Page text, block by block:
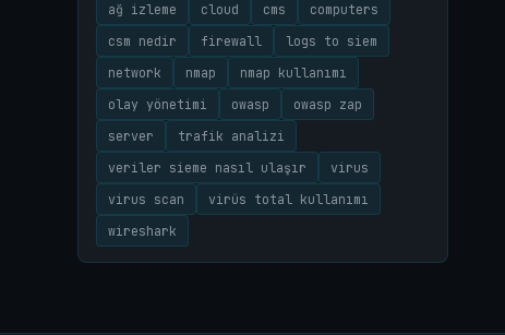
ağ izleme cloud cms
computers
csm nedir
firewall
logs to siem
network
nmap
nmap kullanımı
olay yönetimi
owasp
owasp zap
server
trafik analizi
veriler sieme nasıl ulaşır
virus
virus scan
virüs total kullanımı
wireshark